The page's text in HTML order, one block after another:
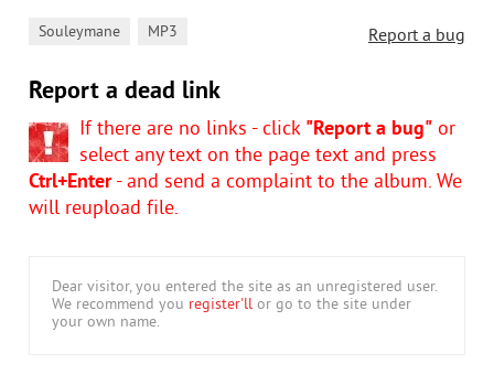
Report a bug
Souleymane MP3
Report a dead link
If there are no links - click "Report a bug" or
select any text on the page text and press
Ctrl+Enter- and send a complaint to the album. We
will reupload file.
Dear visitor, you entered the site as an unregistered user.
We recommend you register'll or go to the site under
your own name.